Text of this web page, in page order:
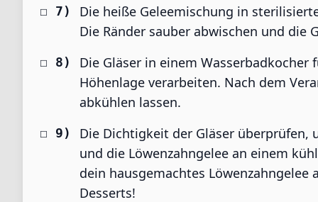
Die heiße Geleemischung in
Die Ränder sauber abwischen und die
Die Gläser in einem
Höhenlage verarbeiten. Nach dem
abkühlen lassen.
Die Dichtigkeit der Gläser überprüfen,
und die Löwenzahngelee an einem
dein hausgemachtes Löwenzahngelee
Desserts!